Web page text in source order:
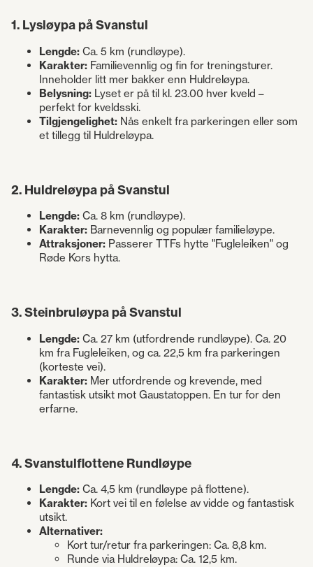
1. Lysløypa på Svanstul
Lengde: Ca. 5 km (rundløype).
Karakter: Familievennlig og fin for treningsturer.
Inneholder litt mer bakker enn Huldreløypa.
Belysning: Lyset er på til kl. 23.00 hver kveld –
perfekt for kveldsski.
Tilgjengelighet: Nås enkelt fra parkeringen eller som
et tillegg til Huldreløypa.
2. Huldreløypa på Svanstul
Lengde: Ca. 8 km (rundløype).
Karakter: Barnevennlig og populær familieløype.
Attraksjoner: Passerer TTFs hytte "Fugleleiken" og
Røde Kors hytta.
3. Steinbruløypa på Svanstul
Lengde: Ca. 27 km (utfordrende rundløype). Ca. 20
km fra Fugleleiken, og ca. 22,5 km fra parkeringen
(korteste vei).
Karakter: Mer utfordrende og krevende, med
fantastisk utsikt mot Gaustatoppen. En tur for den
erfarne.
4. Svanstulflottene Rundløype
Lengde: Ca. 4,5 km (rundløype på flottene).
Karakter: Kort vei til en følelse av vidde og fantastisk
utsikt.
Alternativer:
Kort tur/retur fra parkeringen: Ca. 8,8 km.
Runde via Huldreløypa: Ca. 12,5 km.